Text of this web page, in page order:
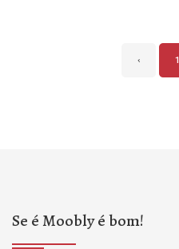
‹ 1
Se é Moobly é bom!